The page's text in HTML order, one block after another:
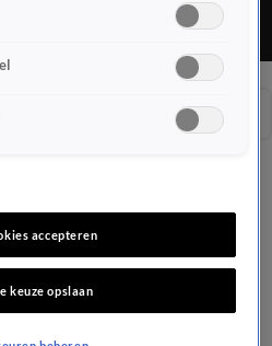
zich er een beetje aan? Hoog
Editie
accepteren
keuze opslaan